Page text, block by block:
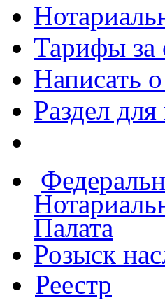
Тарифы за
Написать
Раздел
Палата
Розыск
Реестр